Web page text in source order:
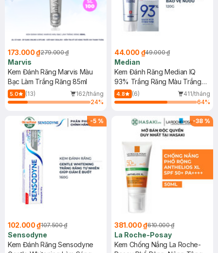
173.000 ₫279.000 ₫
Marvis
Kem Đánh Răng Marvis Màu
Bạc Làm Trắng Răng 85ml
5.0 (13)
162/tháng
24%
44.000 ₫49.000 ₫
Median
Kem Đánh Răng Median IQ
93% Trắng Răng Màu Trắng
Bạc 120g
4.8 (6)
411/tháng
64%
-5 %
102.000 ₫107.500 ₫
Sensodyne
Kem Đánh Răng Sensodyne
-38 %
381.000 ₫610.000 ₫
La Roche-Posay
Kem Chống Nắng La Roche-